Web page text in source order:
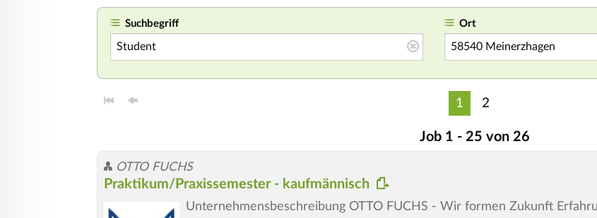
Suchbegriff Ort
1 2
Job 1 - 25 von 26
OTTO FUCHS
Praktikum/Praxissemester - kaufmännisch
Unternehmensbeschreibung OTTO FUCHS - Wir formen Zukunft